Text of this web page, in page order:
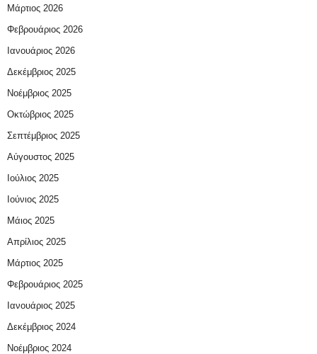
Μάρτιος 2026
Φεβρουάριος 2026
Ιανουάριος 2026
Δεκέμβριος 2025
Νοέμβριος 2025
Οκτώβριος 2025
Σεπτέμβριος 2025
Αύγουστος 2025
Ιούλιος 2025
Ιούνιος 2025
Μάιος 2025
Απρίλιος 2025
Μάρτιος 2025
Φεβρουάριος 2025
Ιανουάριος 2025
Δεκέμβριος 2024
Νοέμβριος 2024